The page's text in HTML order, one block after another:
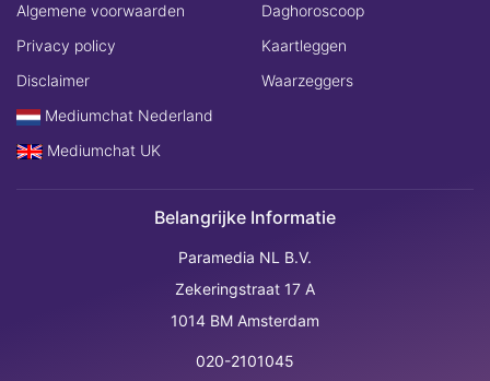
Algemene voorwaarden
Privacy policy
Disclaimer
Mediumchat Nederland
Mediumchat UK
Daghoroscoop
Kaartleggen
Waarzeggers
Belangrijke Informatie
Paramedia NL B.V.
Zekeringstraat 17 A
1014 BM Amsterdam
020-2101045